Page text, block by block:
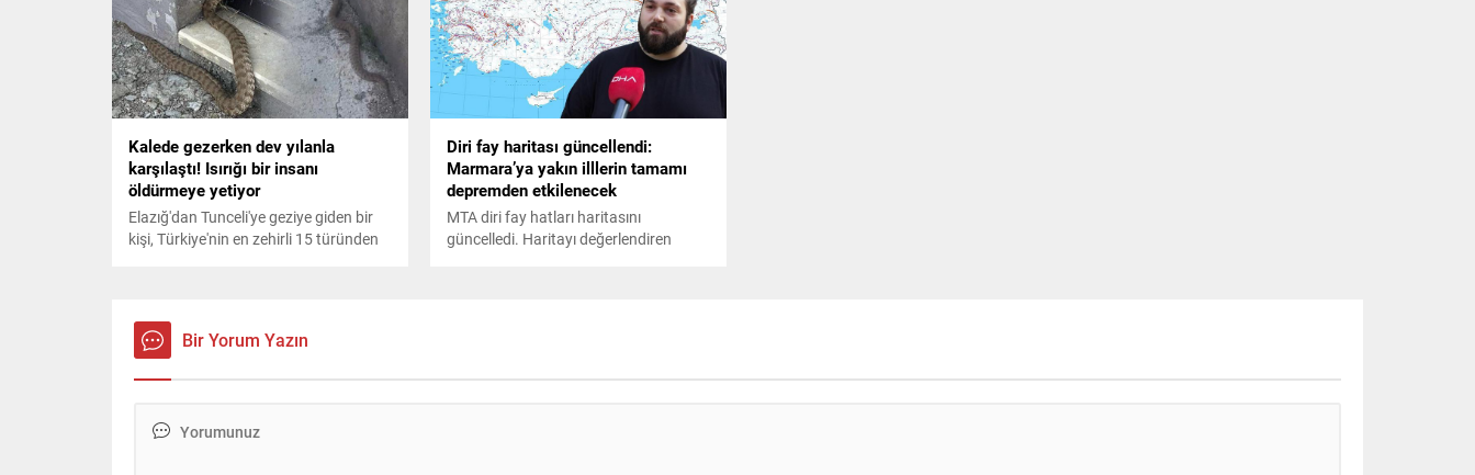
vermeyeceğiz. Hangi görüşten olursa
olsun hep birlikte Hopa’da iyi şeyler
yapmak için birlikte hareket edeceğiz
ifadelerini kullandı.
teyakkuzda olacak' şeklinde konuştu.
Kalede gezerken dev yılanla
karşılaştı! Isırığı bir insanı
öldürmeye yetiyor
Elazığ'dan Tunceli'ye geziye giden bir
kişi, Türkiye'nin en zehirli 15 türünden
Diri fay haritası güncellendi:
Marmara’ya yakın illlerin tamamı
depremden etkilenecek
MTA diri fay hatları haritasını
güncelledi. Haritayı değerlendiren
Bir Yorum Yazın